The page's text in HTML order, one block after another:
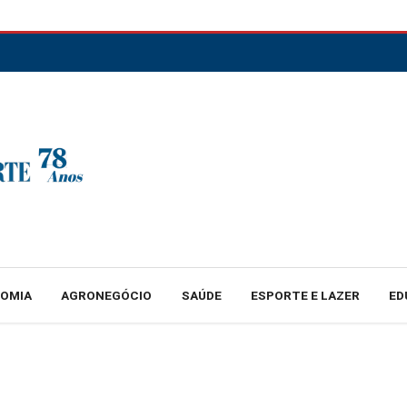
AGRONEGÓCIO SAÚDE ESPORTE E LAZER